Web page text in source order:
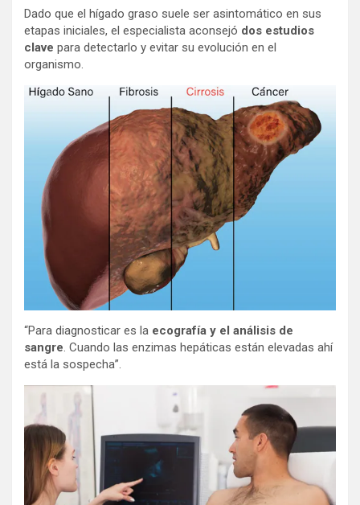
Dado que el hígado graso suele ser asintomático en sus
etapas iniciales, el especialista aconsejó dos estudios
clave para detectarlo y evitar su evolución en el
organismo.
“Para diagnosticar es la ecografía y el análisis de
sangre. Cuando las enzimas hepáticas están elevadas ahí
está la sospecha”.